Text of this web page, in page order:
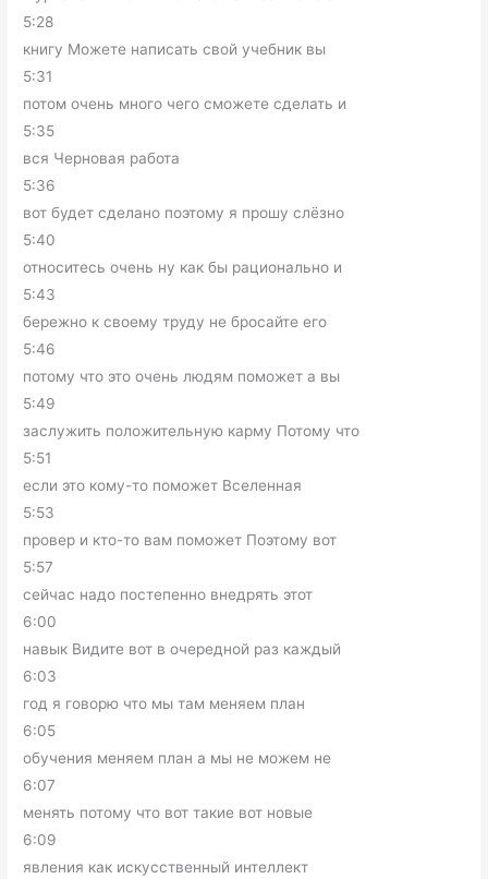
5:28
книгу Можете написать свой учебник вы
5:31
потом очень много чего сможете сделать и
5:35
вся Черновая работа
5:36
вот будет сделано поэтому я прошу слёзно
5:40
относитесь очень ну как бы рационально и
5:43
бережно к своему труду не бросайте его
5:46
потому что это очень людям поможет а вы
5:49
заслужить положительную карму Потому что
5:51
если это кому-то поможет Вселенная
5:53
провер и кто-то вам поможет Поэтому вот
5:57
сейчас надо постепенно внедрять этот
6:00
навык Видите вот в очередной раз каждый
6:03
год я говорю что мы там меняем план
6:05
обучения меняем план а мы не можем не
6:07
менять потому что вот такие вот новые
6:09
явления как искусственный интеллект